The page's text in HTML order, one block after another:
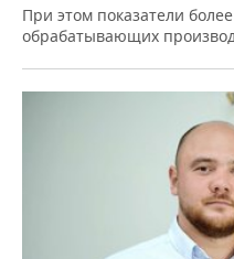
При этом показатели
обрабатывающих